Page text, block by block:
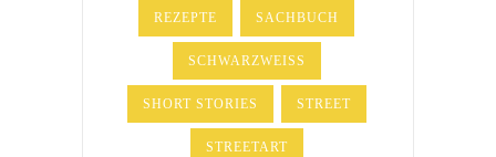
REZEPTE SACHBUCH
SCHWARZWEISS
SHORT STORIES STREET
STREETART